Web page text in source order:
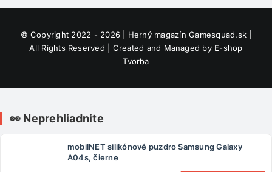
© Copyright 2022 - 2026 | Herný magazínGamesquad.sk
All Rights Reserved | Created and Managed by E-shop
Tvorba
👀 Neprehliadnite
mobilNET silikónové puzdro Samsung Galaxy
A04s, čierne